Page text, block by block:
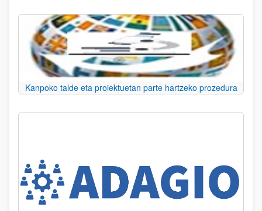
Kanpoko talde eta proiektuetan parte hartzeko prozedura